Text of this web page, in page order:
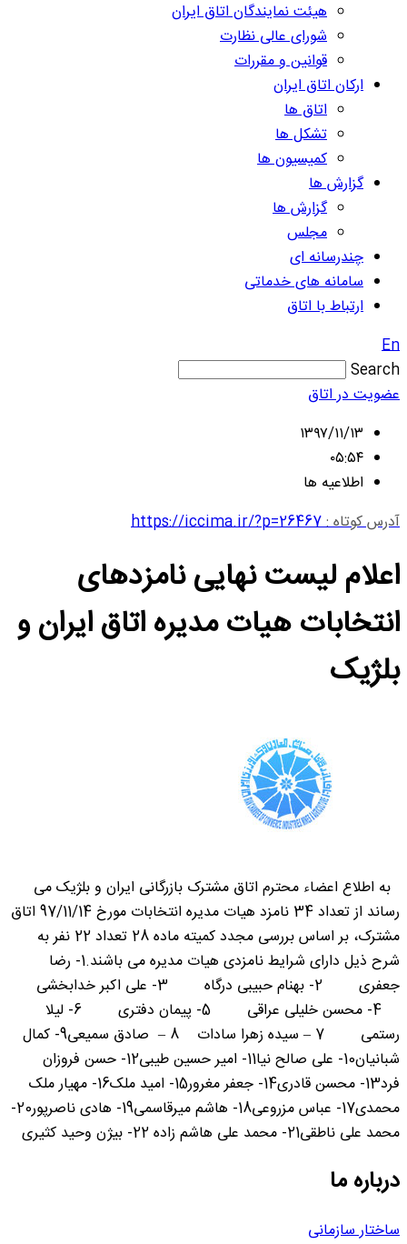
هیئت نمایندگان اتاق ایران
شورای عالی نظارت
قوانین و مقررات
ارکان اتاق ایران
اتاق ها
تشکل ها
کمیسیون ها
گزارش ها
گزارش ها
مجلس
چندرسانه ای
سامانه های خدماتی
ارتباط با اتاق
En
Search
عضویت در اتاق
۱۳۹۷/۱۱/۱۳
۰۵:۵۴
اطلاعیه ها
آدرس کوتاه :https://iccima.ir/?p=26467
اعلام لیست نهایی نامزدهای
انتخابات هیات مدیره اتاق ایران و
بلژیک
به اطلاع اعضاء محترم اتاق مشترک بازرگانی ایران و بلژیک می
رساند از تعداد 34 نامزد هیات مدیره انتخابات مورخ 97/11/14 اتاق
مشترک، بر اساس بررسی مجدد کمیته ماده 28 تعداد 22 نفر به
شرح ذیل دارای شرایط نامزدی هیات مدیره می باشند.1- رضا
جعفری 2- بهنام حبیبی درگاه 3- علی اکبر خدابخشی
4- محسن خلیلی عراقی 5- پیمان دفتری 6- لیلا
رستمی 7 – سیده زهرا سادات 8 – صادق سمیعی9- کمال
شبانیان10- علی صالح نیا11- امیر حسین طیبی12- حسن فروزان
فرد13- محسن قادری14- جعفر مغرور15- امید ملک16- مهیار ملک
محمدی17- عباس مزروعی18- هاشم میرقاسمی19- هادی ناصرپور20-
محمد علی ناطقی21- محمد علی هاشم زاده 22- بیژن وحید کثیری
درباره ما
ساختار سازمانی